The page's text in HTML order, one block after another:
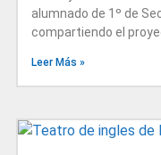
alumnado de 1º de
compartiendo el
Leer Más »